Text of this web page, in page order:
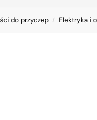
do przyczep / Elektryka i